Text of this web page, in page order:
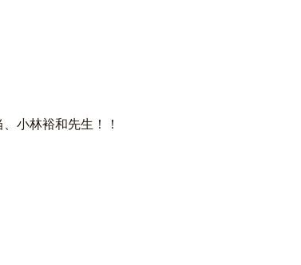
小林裕和先生！！